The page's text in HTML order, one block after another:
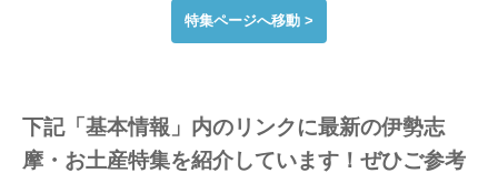
特集ページへ移動 >
下記「基本情報」内のリンクに最新の伊勢志
摩・お土産特集を紹介しています！ぜひご参考